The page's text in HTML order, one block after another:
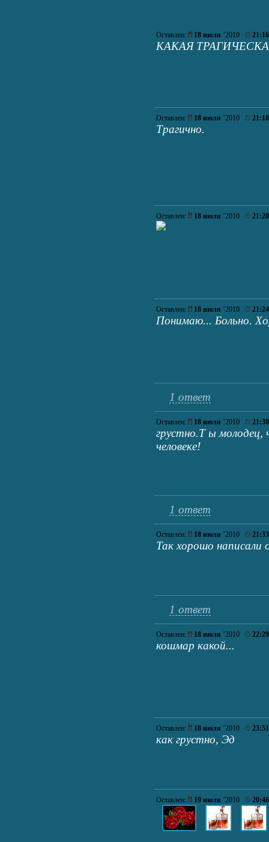
Оставлен: 18 июля ’2010 21:16
КАКАЯ
Оставлен: 18 июля ’2010 21:18
Трагично.
Оставлен: 18 июля ’2010 21:20
Оставлен: 18 июля ’2010 21:24
Понимаю... Больно.
1 ответ
Оставлен: 18 июля ’2010 21:30
грустно.Т ы молодец,
человеке!
1 ответ
Оставлен: 18 июля ’2010 21:33
Так хорошо написали
1 ответ
Оставлен: 18 июля ’2010 22:29
кошмар какой...
Оставлен: 18 июля ’2010 23:51
как грустно, Эд
Оставлен: 19 июля ’2010 20:46